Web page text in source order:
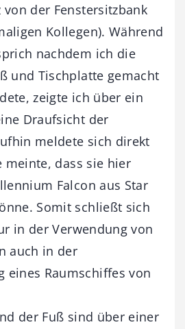
von der Fenstersitzbank
Kollegen). Während
nachdem ich die
und Tischplatte gemacht
zeigte ich über ein
Draufsicht der
meldete sich direkt
meinte, dass sie hier
Falcon aus Star
Somit schließt sich
in der Verwendung von
auch in der
eines Raumschiffes von
der Fuß sind über einer